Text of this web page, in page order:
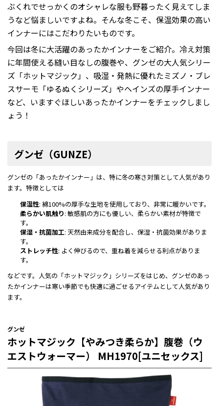
ぶくれでせっかくのオシャレな服も野暮ったく見えてしま
うなど悩ましいですよね。そんな冬こそ、保温効果の高い
インナーにはこだわりたいものです。
今回は冬に大活躍のあったかインナーをご紹介。冷え対策
に年間使える縫い目なしの腹巻や、グンゼの大人気シリー
ズ「ホットマジック」、吸湿・発熱に優れたミズノ・ブレ
スサーモ「ゆるぬくシリーズ」やヘインズの厚手インナー
など、いますぐほしいあったかインナーをチェックしまし
ょう！
グンゼ（GUNZE）
グンゼの「あったかインナー」は、特に冬の寒さ対策として人気があり
ます。特徴としては
保温性: 綿100%の厚手な生地を使用しており、非常に暖かいです。
柔らかい肌触り: 敏感肌の方にも優しい、柔らかい素材が特徴で
す。
保湿・抗菌加工: 天然由来成分を配合し、保湿・抗菌効果がありま
す。
ストレッチ性: よく伸びるので、重ね着を減らせる利点がありま
す。
などです。人気の「ホットマジック」シリーズをはじめ、グンゼのあっ
たかインナーは寒い季節でも快適に過ごせるアイテムとして人気があり
ます。
グンゼ
ホットマジック【やみつき柔らか】腹巻（ウ
エストウォーマー） MH1970[ユニセックス]